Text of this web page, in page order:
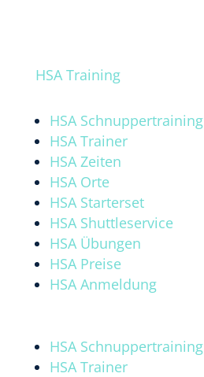
HSA Training
HSA Schnuppertraining
HSA Trainer
HSA Zeiten
HSA Orte
HSA Starterset
HSA Shuttleservice
HSA Übungen
HSA Preise
HSA Anmeldung
HSA Schnuppertraining
HSA Trainer